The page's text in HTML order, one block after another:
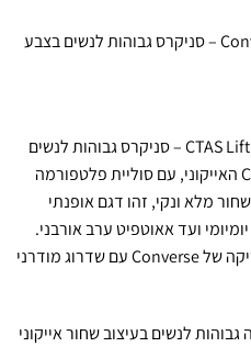
Converse CTAS Lift Double Stack HI – סניקרס גבוהות לנשים בצבע
הכירי את CTAS Lift Double Stack HI Black – סניקרס גבוהות לנשים
המבוססות על דגם ה־Chuck Taylor האייקוני, עם סוליית פלטפורמה
מלא ונקי, זהו דגם אופנתי
ועד אאוטפיט ערב אורבני.
Double Stack מביאות את הקלאסיקה של Converse עם שדרוג מודרני
לנשים בעיצוב שחור אייקוני